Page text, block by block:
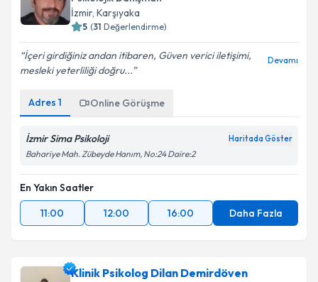
İzmir, Karşıyaka
5 (31 Değerlendirme)
İçeri girdiğiniz andan itibaren, Güven verici iletişimi,
mesleki yeterliliği doğru...
Devamı
Adres 1 Online Görüşme
İzmir Sima Psikoloji Haritada Göster
Bahariye Mah. Zübeyde Hanım, No:24 Daire:2
En Yakın Saatler
11:00
12:00 16:00 Daha Fazla
Klinik Psikolog Dilan Demirdöven